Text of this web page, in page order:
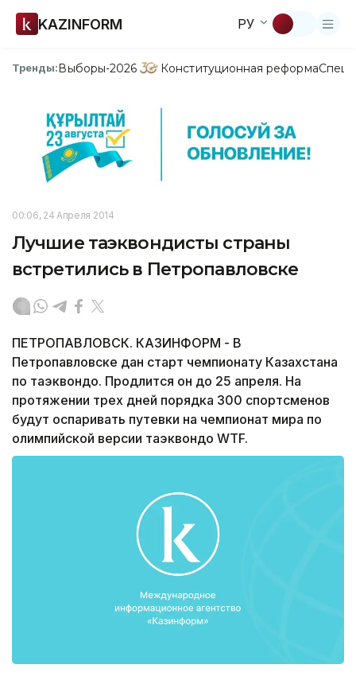
KAZINFORM РУ
Тренды:Выборы-2026 Конституционная реформа
00:06, 24 Апреля 2014
Лучшие таэквондисты страны
встретились в Петропавловске
ПЕТРОПАВЛОВСК. КАЗИНФОРМ - В
Петропавловске дан старт чемпионату Казахстана
по таэквондо. Продлится он до 25 апреля. На
протяжении трех дней порядка 300 спортсменов
будут оспаривать путевки на чемпионат мира по
олимпийской версии таэквондо WTF.